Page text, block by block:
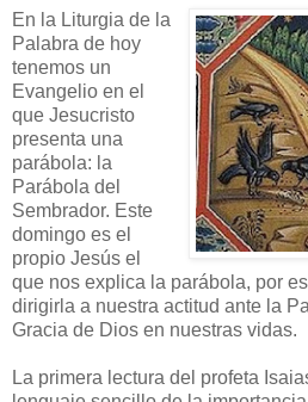
En la Liturgia de la
Palabra de hoy
tenemos un
Evangelio en el
que Jesucristo
presenta una
parábola: la
Parábola del
Sembrador. Este
domingo es el
propio Jesús el
que nos explica la parábola, por
dirigirla a nuestra actitud ante la
Gracia de Dios en nuestras vidas.
La primera lectura del profeta